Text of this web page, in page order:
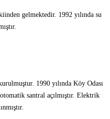
gelmektedir. 1992 yılında su
1990 yılında Köy Odası
santral açılmıştır. Elektrik